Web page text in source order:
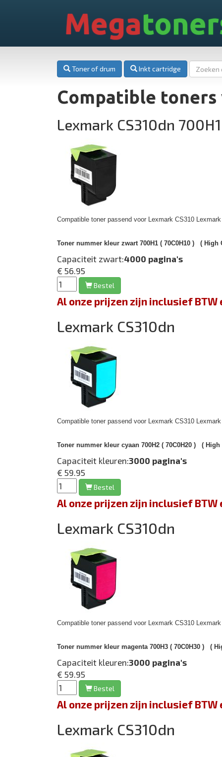
Mega
Toner of drum Inkt cartridge
Compatible toners
Lexmark CS310dn
Compatible toner passend voor Lexmark CS310
Toner nummer kleur zwart 700H1 ( 70C0H10 ) ( High
Capaciteit zwart:4000 pagina's
€ 56.95
Bestel
Al onze prijzen zijn inclusief
Lexmark CS310dn
Compatible toner passend voor Lexmark CS310
Toner nummer kleur cyaan 700H2 ( 70C0H20 ) (
Capaciteit kleuren:3000 pagina's
€ 59.95
Bestel
Al onze prijzen zijn inclusief
Lexmark CS310dn
Compatible toner passend voor Lexmark CS310
Toner nummer kleur magenta 700H3 ( 70C0H30 ) (
Capaciteit kleuren:3000 pagina's
€ 59.95
Bestel
Al onze prijzen zijn inclusief
Lexmark CS310dn